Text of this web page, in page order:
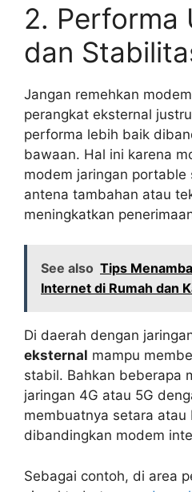
2. Performa
dan
Jangan remehkan
perangkat eksternal
performa lebih baik
bawaan. Hal ini karena
modem jaringan portable
antena tambahan atau
meningkatkan
See also Tips
Internet di Rumah dan
Di daerah dengan
eksternal mampu
stabil. Bahkan beberapa
jaringan 4G atau 5G
membuatnya setara atau
dibandingkan modem
Sebagai contoh, di area